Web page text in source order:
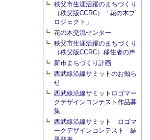
秩父市生涯活躍のまちづくり
（秩父版CCRC）「花の木プ
ロジェクト」
花の木交流センター
秩父市生涯活躍のまちづくり
（秩父版CCRC）移住者の声
新市まちづくり計画
西武線沿線サミットのお知ら
せ
西武線沿線サミットロゴマー
クデザインコンテスト作品募
集
西武線沿線サミット ロゴマ
ークデザインコンテスト 結